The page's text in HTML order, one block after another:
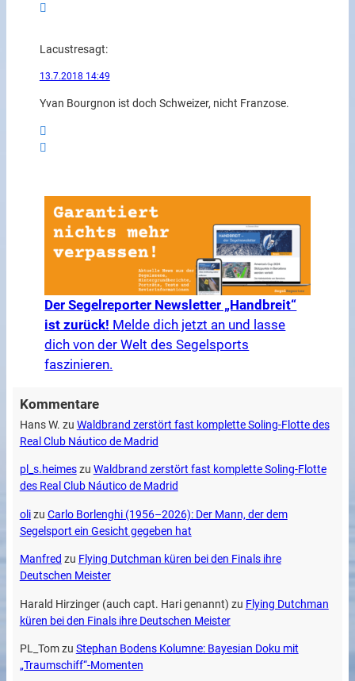
Lacustresagt:
13.7.2018 14:49
Yvan Bourgnon ist doch Schweizer, nicht Franzose.
Der Segelreporter Newsletter „Handbreit“
ist zurück! Melde dich jetzt an und lasse
dich von der Welt des Segelsports
faszinieren.
Kommentare
Hans W. zu Waldbrand zerstört fast komplette Soling-Flotte des
Real Club Náutico de Madrid
pl_s.heimeszu Waldbrand zerstört fast komplette Soling-Flotte
des Real Club Náutico de Madrid
olizu Carlo Borlenghi (1956–2026): Der Mann, der dem
Segelsport ein Gesicht gegeben hat
Manfred zu Flying Dutchman küren bei den Finals ihre
Deutschen Meister
Harald Hirzinger (auch capt. Hari genannt) zu Flying Dutchman
küren bei den Finals ihre Deutschen Meister
PL_Tomzu Stephan Bodens Kolumne: Bayesian Doku mit
„Traumschiff“-Momenten